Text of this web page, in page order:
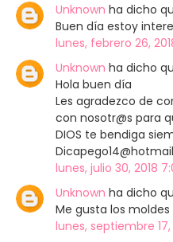
Unknown ha dicho
Buen día estoy
lunes, febrero 26,
Unknown ha dicho
Hola buen día
Les agradezco de
con nosotr@s para
DIOS te bendiga
lunes, julio 30, 2018
Unknown ha dicho
Me gusta los moldes
lunes, septiembre 17,